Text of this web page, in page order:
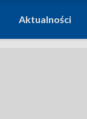
Aktualności